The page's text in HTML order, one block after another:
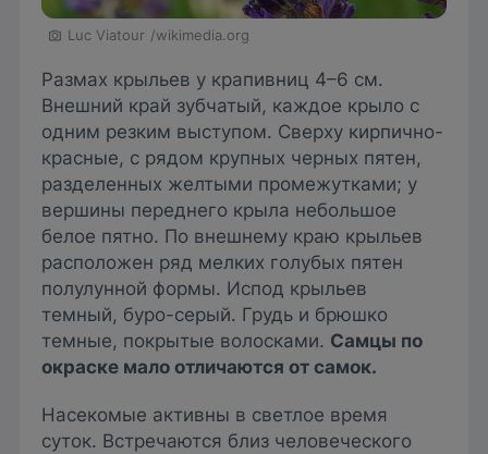
Luc Viatour /wikimedia.org
Размах крыльев у крапивниц 4–6 см.
Внешний край зубчатый, каждое крыло с
одним резким выступом. Сверху кирпично-
красные, с рядом крупных черных пятен,
разделенных желтыми промежутками; у
вершины переднего крыла небольшое
белое пятно. По внешнему краю крыльев
расположен ряд мелких голубых пятен
полулунной формы. Испод крыльев
темный, буро-серый. Грудь и брюшко
темные, покрытые волосками. Самцы по
окраске мало отличаются от самок.
Насекомые активны в светлое время
суток. Встречаются близ человеческого